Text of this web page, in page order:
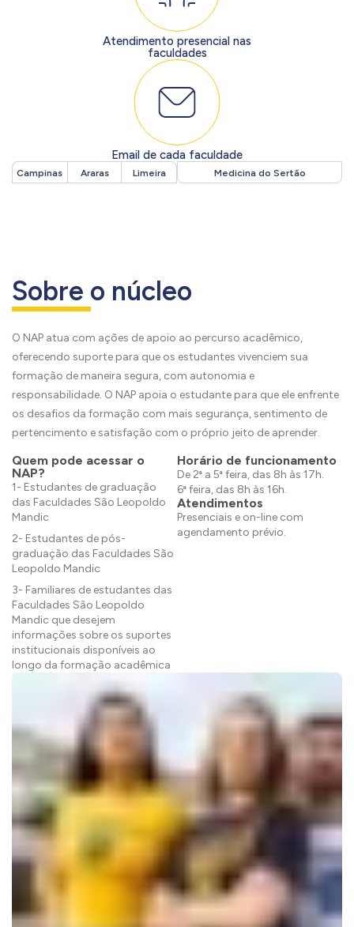
Atendimento presencial nas
faculdades
Email de cada faculdade
Campinas Araras Limeira Medicina do Sertão
Sobre o núcleo
O NAP atua com ações de apoio ao percurso acadêmico,
oferecendo suporte para que os estudantes vivenciem sua
formação de maneira segura, com autonomia e
responsabilidade. O NAP apoia o estudante para que ele enfrente
os desafios da formação com mais segurança, sentimento de
pertencimento e satisfação com o próprio jeito de aprender.
Quem pode acessar o
NAP?
1- Estudantes de graduação
das Faculdades São Leopoldo
Mandic
2- Estudantes de pós-
graduação das Faculdades São
Leopoldo Mandic
3- Familiares de estudantes das
Faculdades São Leopoldo
Mandic que desejem
informações sobre os suportes
institucionais disponíveis ao
longo da formação acadêmica
Horário de funcionamento
De 2ª a 5ª feira, das 8h às 17h.
6ª feira, das 8h às 16h.
Atendimentos
Presenciais e on-line com
agendamento prévio.